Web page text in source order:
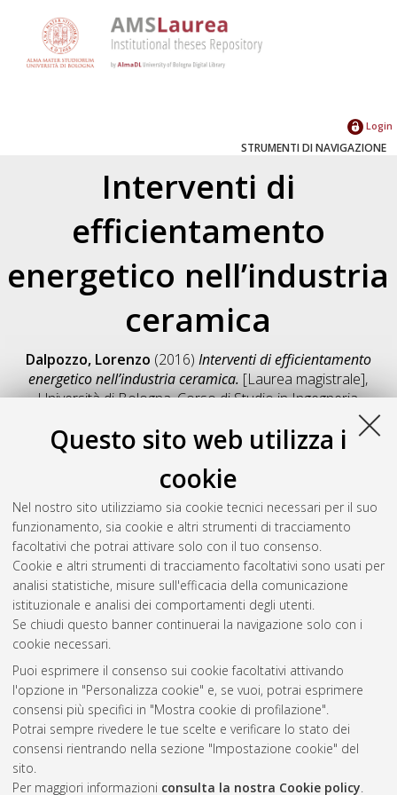
Questo sito web utilizza i
cookie
Nel nostro sito utilizziamo sia cookie tecnici necessari per il suo
funzionamento, sia cookie e altri strumenti di tracciamento
facoltativi che potrai attivare solo con il tuo consenso.
Cookie e altri strumenti di tracciamento facoltativi sono usati per
analisi statistiche, misure sull'efficacia della comunicazione
istituzionale e analisi dei comportamenti degli utenti.
Se chiudi questo banner continuerai la navigazione solo con i
cookie necessari.
Puoi esprimere il consenso sui cookie facoltativi attivando
l'opzione in "Personalizza cookie" e, se vuoi, potrai esprimere
consensi più specifici in "Mostra cookie di profilazione".
Potrai sempre rivedere le tue scelte e verificare lo stato dei
consensi rientrando nella sezione "Impostazione cookie" del
sito.
Per maggiori informazioni consulta la nostra Cookie policy.
Login
STRUMENTI DI NAVIGAZIONE
Interventi di
efficientamento
energetico nell’industria
ceramica
Dalpozzo, Lorenzo (2016) Interventi di efficientamento
energetico nell’industria ceramica. [Laurea magistrale],
Università di Bologna, Corso di Studio inIngegneria
, Documento full-text non disponibile
Salva citazione
Condividi
Il full-text non è disponibile per scelta dell'autore. (
Abstract
Altri metadati
Gestione del documento:
Atom
Rss 1.0
Rss 2.0
AMS Laurea